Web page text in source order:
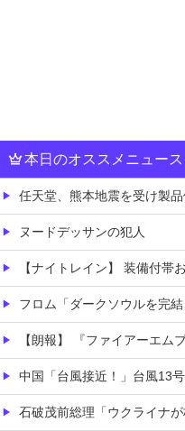
本日のオススメニュース
任天堂、熊本地震を受け製品
ヌードデッサンの犯人
【ナイトレイン】 装備付帯おごりまくっ
フロム「ダークソウルを完
【朗報】 『ファイアーエムブレム 万
中国「台風接近！」台風13号「三峡直撃予測」中国「上流大洪水！（三峡
石破茂前総理「ウクライナが核